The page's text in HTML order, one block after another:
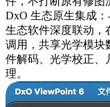
DxO 生态原生集成：
生态软件深度联动，
调用，共享光学模块
件解码、光学校正、
理。